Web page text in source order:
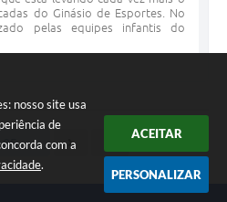
nosso site usa
de
com a
.
ACEITAR
PERSONALIZAR
do Ginásio de Esportes. No
pelas equipes infantis do